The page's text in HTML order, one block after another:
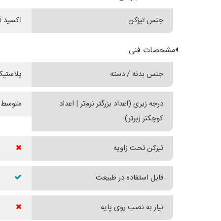
جنس تیزکن اکسید
مشخصات فنی
جنس بدنه / دسته
درجه زبری (اعداد بزرگتر نرم‌تر | اعداد
کوچکتر زبرتر)
متوسط
تیزکن تحت زاویه
قابل استفاده در طبیعت
نیاز به نصب روی پایه